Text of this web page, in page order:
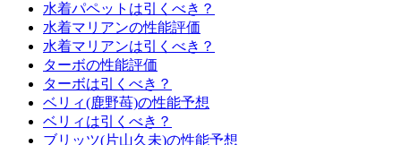
水着パペットは引くべき？
水着マリアンの性能評価
水着マリアンは引くべき？
ターボの性能評価
ターボは引くべき？
ベリィ(鹿野苺)の性能予想
ベリィは引くべき？
ブリッツ(片山久未)の性能予想